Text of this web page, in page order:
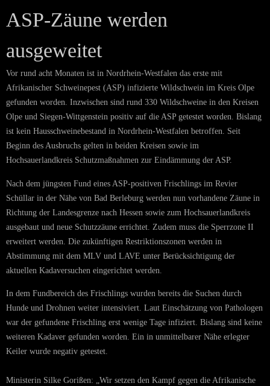
ASP-Zäune werden
ausgeweitet
Vor rund acht Monaten ist in Nordrhein-Westfalen das erste mit
Afrikanischer Schweinepest (ASP) infizierte Wildschwein im Kreis Olpe
gefunden worden. Inzwischen sind rund 330 Wildschweine in den Kreisen
Olpe und Siegen-Wittgenstein positiv auf die ASP getestet worden. Bislang
ist kein Hausschweinebestand in Nordrhein-Westfalen betroffen. Seit
Beginn des Ausbruchs gelten in beiden Kreisen sowie im
Hochsauerlandkreis Schutzmaßnahmen zur Eindämmung der ASP.
Nach dem jüngsten Fund eines ASP-positiven Frischlings im Revier
Schüllar in der Nähe von Bad Berleburg werden nun vorhandene Zäune in
Richtung der Landesgrenze nach Hessen sowie zum Hochsauerlandkreis
ausgebaut und neue Schutzzäune errichtet. Zudem muss die Sperrzone II
erweitert werden. Die zukünftigen Restriktionszonen werden in
Abstimmung mit dem MLV und LAVE unter Berücksichtigung der
aktuellen Kadaversuchen eingerichtet werden.
In dem Fundbereich des Frischlings wurden bereits die Suchen durch
Hunde und Drohnen weiter intensiviert. Laut Einschätzung von Pathologen
war der gefundene Frischling erst wenige Tage infiziert. Bislang sind keine
weiteren Kadaver gefunden worden. Ein in unmittelbarer Nähe erlegter
Keiler wurde negativ getestet.
Ministerin Silke Gorißen: „Wir setzen den Kampf gegen die Afrikanische